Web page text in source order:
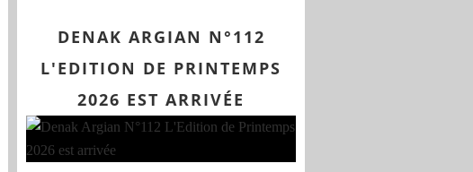
DENAK ARGIAN N°112
L'EDITION DE PRINTEMPS
2026 EST ARRIVÉE